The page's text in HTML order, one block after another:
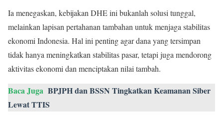
Ia menegaskan, kebijakan DHE ini bukanlah solusi tunggal,
melainkan lapisan pertahanan tambahan untuk menjaga stabilitas
ekonomi Indonesia. Hal ini penting agar dana yang tersimpan
tidak hanya meningkatkan stabilitas pasar, tetapi juga mendorong
aktivitas ekonomi dan menciptakan nilai tambah.
Baca Juga BPJPH dan BSSN Tingkatkan Keamanan Siber
Lewat TTIS